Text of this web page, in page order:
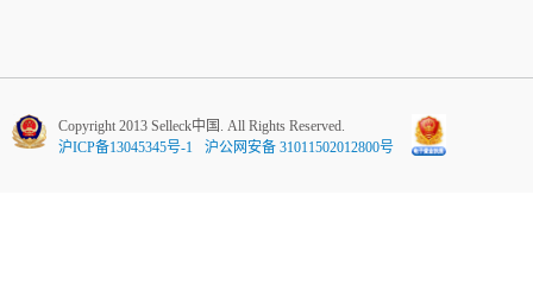
Copyright 2013 Selleck中国. All Rights Reserved.
沪ICP备13045345号-1
沪公网安备 31011502012800号